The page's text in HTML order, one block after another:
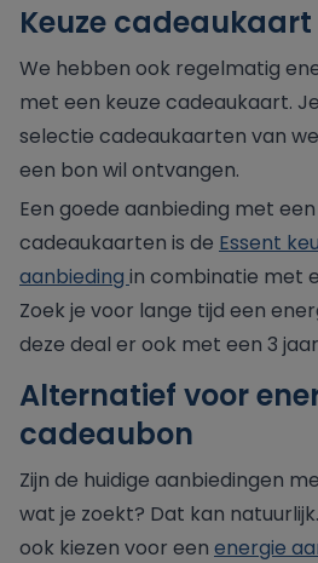
Keuze
We hebben ook regelmatig
met een keuze cadeaukaart.
selectie cadeaukaarten van
een bon wil ontvangen.
Een goede aanbieding met
cadeaukaarten is de Essent
aanbieding in combinatie met
Zoek je voor lange tijd een
deze deal er ook met een 3
Alternatief voor
cadeaubon
Zijn de huidige aanbiedingen
wat je zoekt? Dat kan
ook kiezen voor een energie